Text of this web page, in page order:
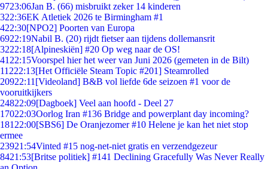
9723:06Jan B. (66) misbruikt zeker 14 kinderen
322:36EK Atletiek 2026 te Birmingham #1
422:30[NPO2] Poorten van Europa
6922:19Nabil B. (20) rijdt fietser aan tijdens dollemansrit
3222:18[Alpineskiën] #20 Op weg naar de OS!
41 22:15Voorspel hier het weer van Juni 2026 (gemeten in de Bilt)
11222:13[Het Officiële Steam Topic #201] Steamrolled
20922:11 [Videoland] B&B vol liefde 6de seizoen #1 voor de
vooruitkijkers
24822:09[Dagboek] Veel aan hoofd - Deel 27
17022:03Oorlog Iran #136 Bridge and powerplant day incoming?
181 22:00[SBS6] De Oranjezomer #10 Helene je kan het niet stop
ermee
23921:54Vinted #15 nog-net-niet gratis en verzendgezeur
8421:53[Britse politiek] #141 Declining Gracefully Was Never Really